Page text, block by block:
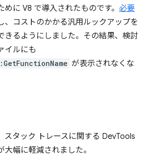
に V8 で導入されたものです。 必要
、コストのかかる汎用ルックアップを
きるようにしました。その結果、検討
イルにも
が表示されなくな
スタック トレースに関する DevTools
幅に軽減されました。